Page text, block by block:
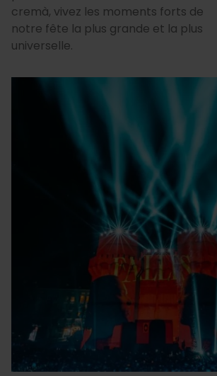
cremà, vivez les moments forts de
notre fête la plus grande et la plus
universelle.